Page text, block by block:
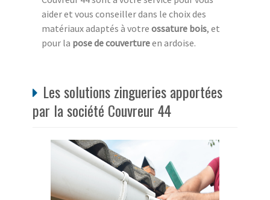
aider et vous conseiller dans le choix des
matériaux adaptés à votre ossature bois, et
pour la pose de couvertureen ardoise.
Les solutions zingueries apportées
par la société Couvreur 44